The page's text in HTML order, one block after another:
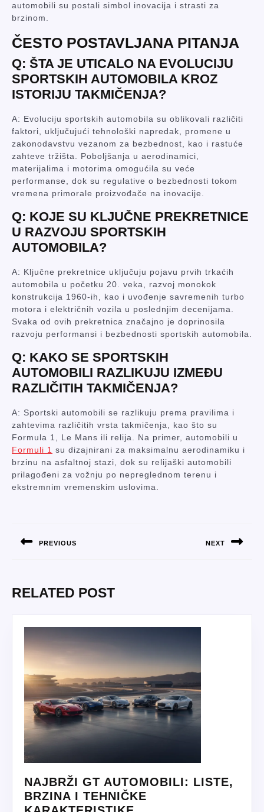
automobili su postali simbol inovacija i strasti za
brzinom.
ČESTO POSTAVLJANA PITANJA
Q: ŠTA JE UTICALO NA EVOLUCIJU
SPORTSKIH AUTOMOBILA KROZ
ISTORIJU TAKMIČENJA?
A: Evoluciju sportskih automobila su oblikovali različiti
faktori, uključujući tehnološki napredak, promene u
zakonodavstvu vezanom za bezbednost, kao i rastuće
zahteve tržišta. Poboljšanja u aerodinamici,
materijalima i motorima omogućila su veće
performanse, dok su regulative o bezbednosti tokom
vremena primorale proizvođače na inovacije.
Q: KOJE SU KLJUČNE PREKRETNICE
U RAZVOJU SPORTSKIH
AUTOMOBILA?
A: Ključne prekretnice uključuju pojavu prvih trkaćih
automobila u početku 20. veka, razvoj monokok
konstrukcija 1960-ih, kao i uvođenje savremenih turbo
motora i električnih vozila u poslednjim decenijama.
Svaka od ovih prekretnica značajno je doprinosila
razvoju performansi i bezbednosti sportskih automobila.
Q: KAKO SE SPORTSKIH
AUTOMOBILI RAZLIKUJU IZMEĐU
RAZLIČITIH TAKMIČENJA?
A: Sportski automobili se razlikuju prema pravilima i
zahtevima različitih vrsta takmičenja, kao što su
Formula 1, Le Mans ili relija. Na primer, automobili u
Formuli 1 su dizajnirani za maksimalnu aerodinamiku i
brzinu na asfaltnoj stazi, dok su relijaški automobili
prilagođeni za vožnju po nepreglednom terenu i
ekstremnim vremenskim uslovima.
PREVIOUS NEXT
RELATED POST
NAJBRŽI GT AUTOMOBILI: LISTE,
BRZINA I TEHNIČKE